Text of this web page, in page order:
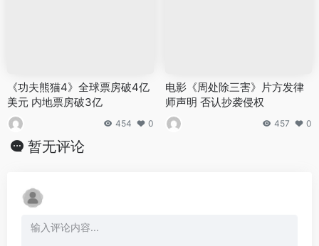
《功夫熊猫4》全球票房破4亿
美元 内地票房破3亿
454 0
电影《周处除三害》片方发律
师声明 否认抄袭侵权
457 0
暂无评论